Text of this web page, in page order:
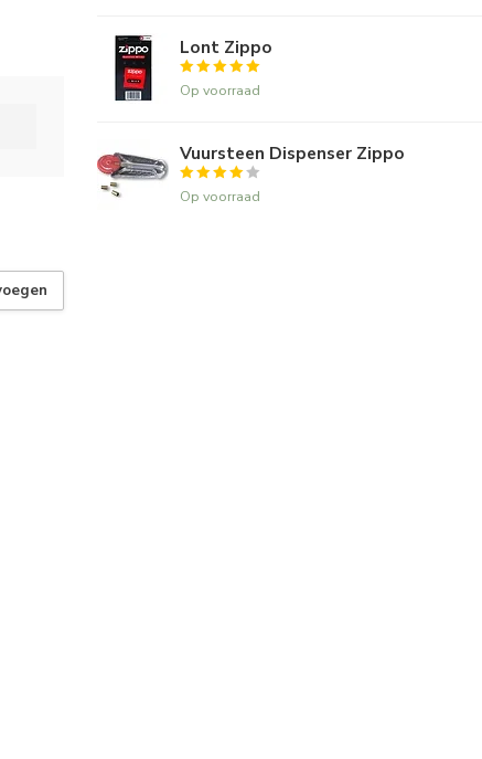
Lont Zippo
Op voorraad
Vuursteen Dispenser Zippo
Op voorraad